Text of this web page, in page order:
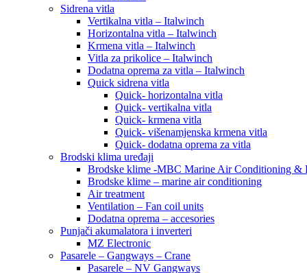
Sidrena vitla
Vertikalna vitla – Italwinch
Horizontalna vitla – Italwinch
Krmena vitla – Italwinch
Vitla za prikolice – Italwinch
Dodatna oprema za vitla – Italwinch
Quick sidrena vitla
Quick- horizontalna vitla
Quick- vertikalna vitla
Quick- krmena vitla
Quick- višenamjenska krmena vitla
Quick- dodatna oprema za vitla
Brodski klima uređaji
Brodske klime -MBC Marine Air Conditioning &
Brodske klime – marine air conditioning
Air treatment
Ventilation – Fan coil units
Dodatna oprema – accesories
Punjači akumalatora i inverteri
MZ Electronic
Pasarele – Gangways – Crane
Pasarele – NV Gangways